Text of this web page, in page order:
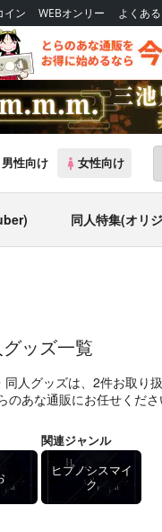
イン WEBオンリー よくあ
男性向け 女性向け
同人特集(オリ
ッズ一覧
人グッズは、2件お取り
あな通販にお任せくださ
関連ジャンル
ヒプノシスマイ
ク